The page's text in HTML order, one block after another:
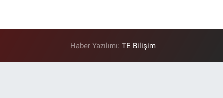
Haber Yazılımı:TE Bilişim